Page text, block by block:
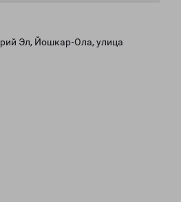
Эл, Йошкар-Ола, улица